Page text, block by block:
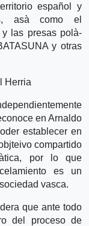
español y
asà­ como el
y las presas polà­
y otras
Herria
en Arnaldo
establecer en
compartido
por lo que
es un
vasca.
que ante todo
del proceso de